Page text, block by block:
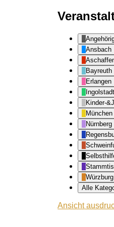
Ansbach
Bayreuth
Erlangen
Ingolstadt
Kinder-
München
Nürnberg
Würzburg
Alle
Ansicht